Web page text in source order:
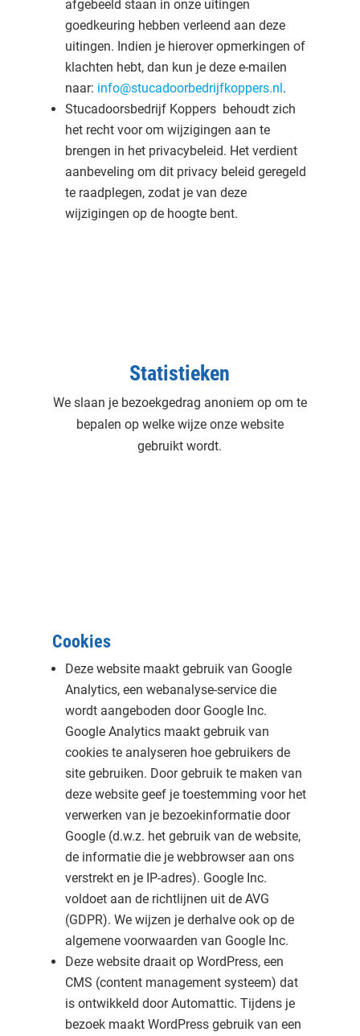
afgebeeld staan in onze uitingen
goedkeuring hebben verleend aan deze
uitingen. Indien je hierover opmerkingen of
klachten hebt, dan kun je deze e-mailen
naar: info@stucadoorbedrijfkoppers.nl.
Stucadoorsbedrijf Koppers behoudt zich
het recht voor om wijzigingen aan te
brengen in het privacybeleid. Het verdient
aanbeveling om dit privacy beleid geregeld
te raadplegen, zodat je van deze
wijzigingen op de hoogte bent.
Statistieken
We slaan je bezoekgedrag anoniem op om te
bepalen op welke wijze onze website
gebruikt wordt.
Cookies
Deze website maakt gebruik van Google
Analytics, een webanalyse-service die
wordt aangeboden door Google Inc.
Google Analytics maakt gebruik van
cookies te analyseren hoe gebruikers de
site gebruiken. Door gebruik te maken van
deze website geef je toestemming voor het
verwerken van je bezoekinformatie door
Google (d.w.z. het gebruik van de website,
de informatie die je webbrowser aan ons
verstrekt en je IP-adres). Google Inc.
voldoet aan de richtlijnen uit de AVG
(GDPR). We wijzen je derhalve ook op de
algemene voorwaarden van Google Inc.
Deze website draait op WordPress, een
CMS (content management systeem) dat
is ontwikkeld door Automattic. Tijdens je
bezoek maakt WordPress gebruik van een